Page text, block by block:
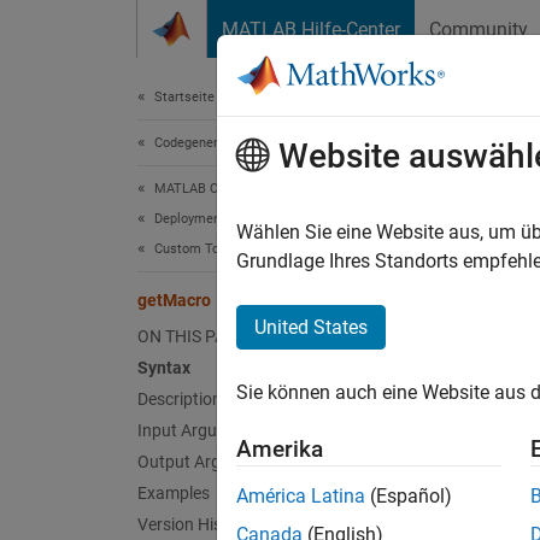
MATLAB Hilfe-Center Community
Startseite der Dokumentation
Codegenerierung
MATLAB Coder
Deployment
Custom Toolchain Registration
getMacro
ON THIS PAGE
Syntax
Description
Input Arguments
Output Arguments
Examples
Version History
Class:
value
Website
Wählen Sie eine Website aus, um
Grundlage Ihres Standorts
United States
Sie können auch eine Website aus
Amerika
América Latina (Español)
Canada (English)